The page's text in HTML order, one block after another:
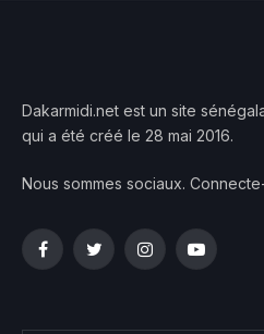
Dakarmidi.net est un site
qui a été créé le 28 mai 2016.
Nous sommes sociaux.
FacebookTwitterInstagramYouTube